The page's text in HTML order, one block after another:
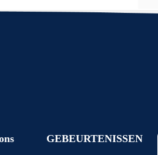
GEBEURTENISSEN